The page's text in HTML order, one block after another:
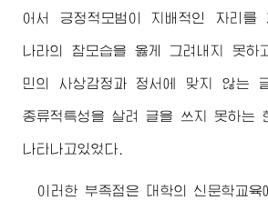
어서 긍정적모범이 지배적인 자리를
나라의 참모습을 옳게 그려내지 못하
민의 사상감정과 정서에 맞지 않는
종류적특성을 살려 글을 쓰지 못하는
나타나고있었다.
이러한 부족점은 대학의 신문학교